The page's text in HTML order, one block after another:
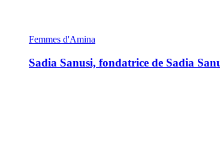
Femmes d'Amina
Sadia Sanusi, fondatrice de Sadia